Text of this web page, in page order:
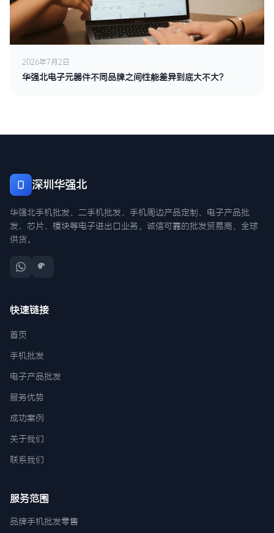
2026年7月2日
华强北电子元器件不同品牌之间性能差异到底大不大？
深圳华强北
华强北手机批发、二手机批发、手机周边产品定制、电子产品批
发、芯片、模块等电子进出口业务，诚信可靠的批发贸易商，全球
供货。
快速链接
首页
手机批发
电子产品批发
服务优势
成功案例
关于我们
联系我们
服务范围
品牌手机批发零售